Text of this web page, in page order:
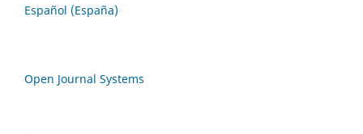
Español (España)
Open Journal Systems